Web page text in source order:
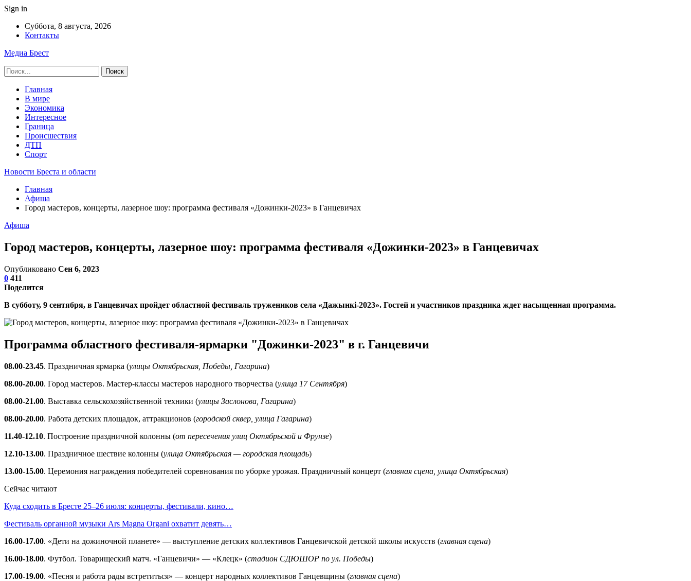
Sign in
Суббота, 8 августа, 2026
Контакты
Медиа Брест
Главная
В мире
Экономика
Интересное
Граница
Происшествия
ДТП
Спорт
Новости Бреста и области
Главная
Афиша
Город мастеров, концерты, лазерное шоу: программа фестиваля «Дожинки-2023» в Ганцевичах
Афиша
Город мастеров, концерты, лазерное шоу: программа фестиваля «Дожинки-2023» в Ганцевичах
Опубликовано Сен 6, 2023
0 411
Поделится
В субботу, 9 сентября, в Ганцевичах пройдет областной фестиваль тружеников села «Дажынкі-2023». Гостей и участников праздника ждет насыщенная программа.
Программа областного фестиваля-ярмарки "Дожинки-2023" в г. Ганцевичи
08.00-23.45. Праздничная ярмарка (улицы Октябрьская, Победы, Гагарина)
08.00-20.00. Город мастеров. Мастер-классы мастеров народного творчества (улица 17 Cентября)
08.00-21.00. Выставка сельскохозяйственной техники (улицы Заслонова, Гагарина)
08.00-20.00. Работа детских площадок, аттракционов (городской сквер, улица Гагарина)
11.40-12.10. Построение праздничной колонны (от пересечения улиц Октябрьской и Фрунзе)
12.10-13.00. Праздничное шествие колонны (улица Октябрьская — городская площадь)
13.00-15.00. Церемония награждения победителей соревнования по уборке урожая. Праздничный концерт (главная сцена, улица Октябрьская)
Сейчас читают
Куда сходить в Бресте 25–26 июля: концерты, фестивали, кино…
Фестиваль органной музыки Ars Magna Organi охватит девять…
16.00-17.00. «Дети на дожиночной планете» — выступление детских коллективов Ганцевичской детской школы искусств (главная сцена)
16.00-18.00. Футбол. Товарищеский матч. «Ганцевичи» — «Клецк» (стадион СДЮШОР по ул. Победы)
17.00-19.00. «Песня и работа рады встретиться» — концерт народных коллективов Ганцевщины (главная сцена)